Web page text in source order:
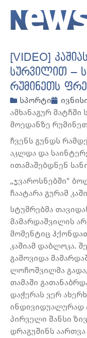
[VIDEO]
სურვილით –
რუმინეთს
სპორტი
ამხანაგურ
მოედანზე
ჩვენს გუნდს
აკლდა და
ითამაშებდნენ
„ჯვაროსნებში“
ჩაატარა გურამ
სტუმრებმა
მამარდაშვილის
მომენტიც
კაშიამ დაბლოკა.
გამოვიდა
ლოჩოშვილმა
თამაში
დაჭერას ვერ
ინდივიდუალურად
პირველი შანსი
დრაგუშინს